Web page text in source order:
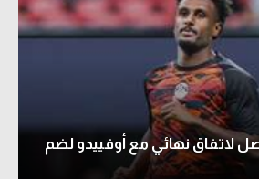
لاتفاق نهائي مع أوفييدو لضم